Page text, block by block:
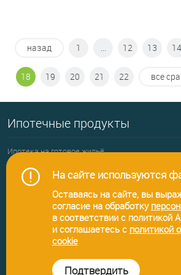
назад 1 ... 12 13 14
18 19 20 21 22 все
Ипотечные продукты
Ипотека на готовое жильё
Ипотека на новостройку
Перекредитование ипотеки
Семейная ипотека
Военная ипотека
На сайте используются
Оставаясь на сайте, вы
согласие на обработку
в соответствии с
и соглашаетесь с политикой
cookie
Подтвердить